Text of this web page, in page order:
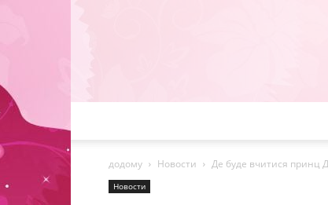
додому Новости Де буде вчитися принц
Новости